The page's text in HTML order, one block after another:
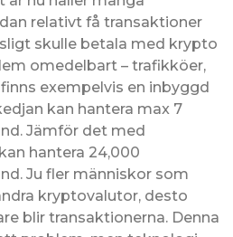
relativt få transaktioner
skulle betala med krypto
omedelbart – trafikköer,
exempelvis en inbyggd
kan hantera max 7
Jämför det med
hantera 24,000
Ju fler människor som
kryptovalutor, desto
blir transaktionerna. Denna